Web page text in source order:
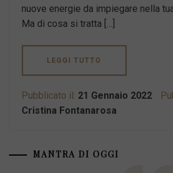
nuove energie da impiegare nella
Ma di cosa si tratta […]
LEGGI TUTTO
Pubblicato il: 21 Gennaio 2022
Cristina Fontanarosa
MANTRA DI OGGI